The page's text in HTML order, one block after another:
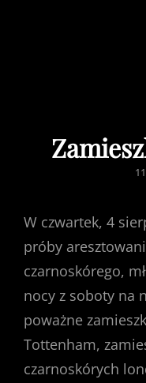
W czwartek, 4
próby
czarnoskórego,
nocy z soboty na
poważne
Tottenham,
czarnoskórych